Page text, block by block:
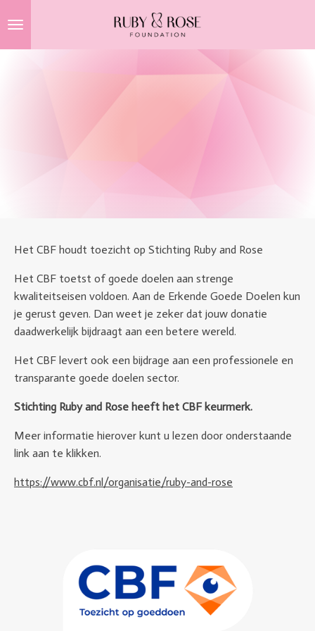
direct
naar
Het CBF houdt toezicht op Stichting Ruby and Rose
Het CBF toetst of goede doelen aan strenge
kwaliteitseisen voldoen. Aan de Erkende Goede Doelen kun
je gerust geven. Dan weet je zeker dat jouw donatie
daadwerkelijk bijdraagt aan een betere wereld.
Het CBF levert ook een bijdrage aan een professionele en
transparante goede doelen sector.
Stichting Ruby and Rose heeft het CBF keurmerk.
Meer informatie hierover kunt u lezen door onderstaande
link aan te klikken.
https://www.cbf.nl/organisatie/ruby-and-rose